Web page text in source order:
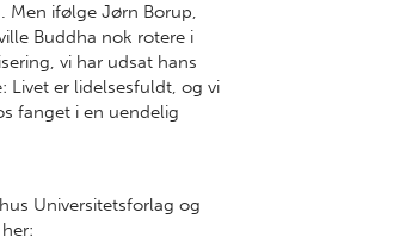
Men ifølge Jørn Borup,
Buddha nok rotere i
vi har udsat hans
Livet er lidelsesfuldt, og vi
fanget i en uendelig
Universitetsforlag og